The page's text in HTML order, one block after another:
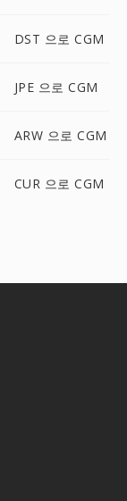
DST 으로 CGM
JPE 으로 CGM
ARW 으로 CGM
CUR 으로 CGM